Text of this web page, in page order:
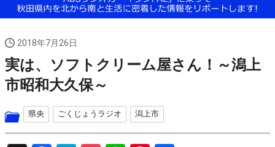
2018年7月26日
実は、ソフトクリーム屋さん！～潟上
市昭和大久保～
県央 ごくじょうラジオ 潟上市